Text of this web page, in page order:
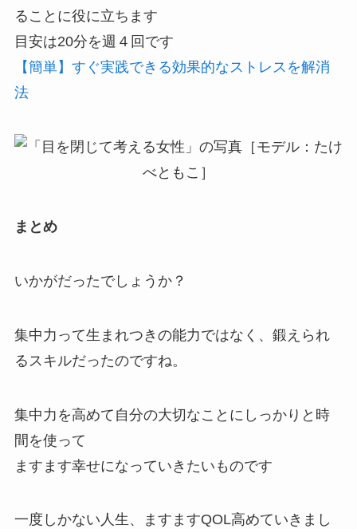
ることに役に立ちます
目安は20分を週４回です
【簡単】すぐ実践できる効果的なストレスを解消
法
まとめ
いかがだったでしょうか？
集中力って生まれつきの能力ではなく、鍛えられ
るスキルだったのですね。
集中力を高めて自分の大切なことにしっかりと時
間を使って
ますます幸せになっていきたいものです
一度しかない人生、ますますQOL高めていきまし